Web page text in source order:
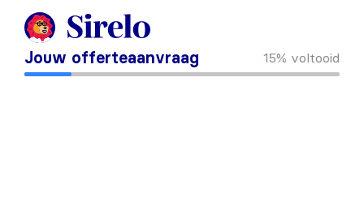
Jouw offerteaanvraag 15% voltooid